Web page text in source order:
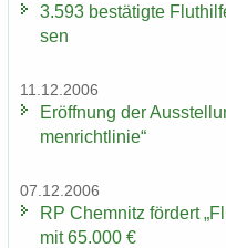
3.593 be­stä­tig­te
sen
11.12.2006
Er­öff­nung der
men­richt­li­nie“
07.12.2006
RP Chem­nitz för­dert
mit 65.000 €